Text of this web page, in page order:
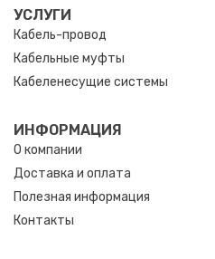
УСЛУГИ
Кабель-провод
Кабельные муфты
Кабеленесущие системы
ИНФОРМАЦИЯ
О компании
Доставка и оплата
Полезная информация
Контакты